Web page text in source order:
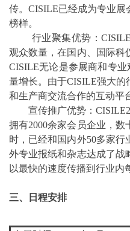
传。CISILE已经成为专业
榜样。
行业聚集优势：CISILE
观众数量，在国内、国际科
CISILE无论是参展商和专业
量增长。由于CISILE强大
和生产商交流合作的互动平
宣传推广优势：
拥有2000余家会员企业，数
时，已经和国内外50多家行
外专业报纸和杂志达成了战
以最快的速度传播到行业内
三、日程安排